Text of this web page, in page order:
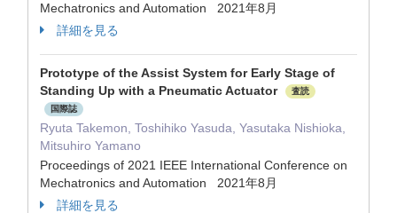
Mechatronics and Automation 2021年8月
詳細を見る
Prototype of the Assist System for Early Stage of
Standing Up with a Pneumatic Actuator
査読
国際誌
Ryuta Takemon, Toshihiko Yasuda, Yasutaka Nishioka,
Mitsuhiro Yamano
Proceedings of 2021 IEEE International Conference on
Mechatronics and Automation 2021年8月
詳細を見る